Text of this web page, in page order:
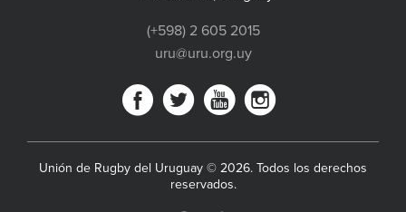
(+598) 2 605 2015
uru@uru.org.uy
Unión de Rugby del Uruguay © 2026. Todos los derechos
reservados.